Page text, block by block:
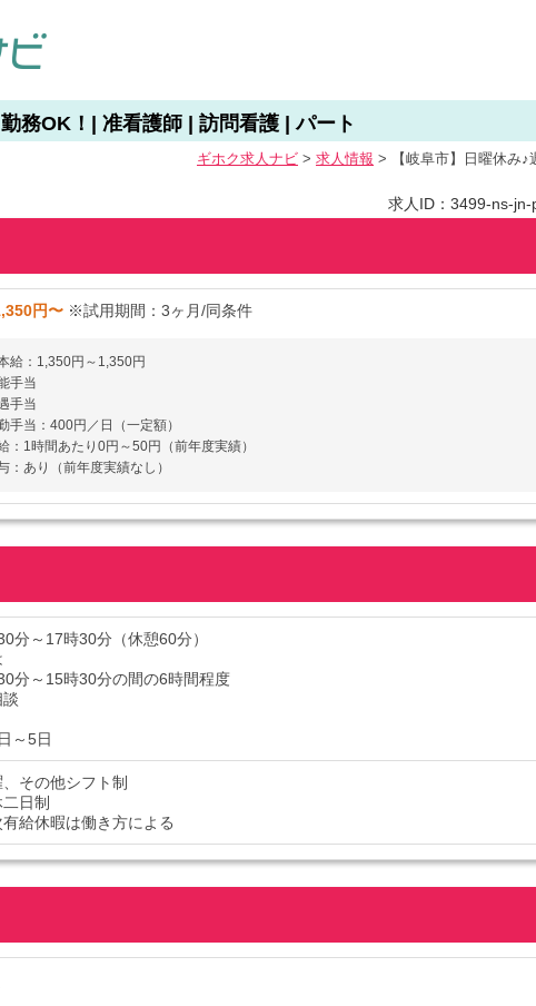
務OK！| 准看護師 | 訪問看護 | パート
ギホク求⼈ナビ > 求人情報 > 【岐阜市】日曜休み
求人ID：3499-ns-jn-
円〜 ※試用期間：3ヶ月/同条件
給：1,350円～1,350円
手当
手当
手当：400円／日（一定額）
：1時間あたり0円～50円（前年度実績）
：あり（前年度実績なし）
分～17時30分（休憩60分）
分～15時30分の間の6時間程度
～5日
、その他シフト制
二日制
有給休暇は働き方による